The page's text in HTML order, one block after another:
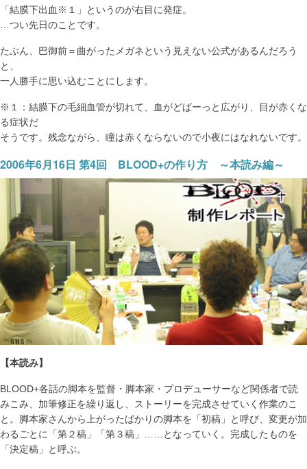
「結膜下出血※１」というのが右目に発症。
…つい先日のことです。
たぶん、巴御前＝曲がったメガネという見えない公式があるんだろう
と、
一人勝手に思い込むことにします。
※１：結膜下の毛細血管が切れて、血がどばーっと広がり、目が赤くな
る症状だ
そうです。残念ながら、瞳は赤くならないので小夜にはなれないです。
2006年6月16日 第4回 BLOOD+の作り方 ～本読み編～
【本読み】
BLOOD+各話の脚本を監督・脚本家・プロデューサーなど関係者で読
みこみ、加筆修正を繰り返し、ストーリーを完成させていく作業のこ
と。脚本家さんから上がったばかりの脚本を「初稿」と呼び、変更が加
わるごとに「第２稿」「第３稿」……となっていく。完成したものを
「決定稿」と呼ぶ。